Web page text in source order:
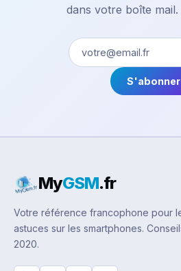
dans votre boîte
S'abonner
MyGSM.fr
Votre référence francophone pour
astuces sur les smartphones.
2020.